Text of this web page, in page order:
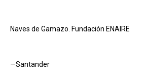
Naves de Gamazo. Fundación ENAIRE
—Santander